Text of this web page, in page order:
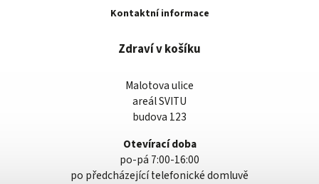
Kontaktní informace
Zdraví v košíku
Malotova ulice
areál SVITU
budova 123
Otevírací doba
po-pá 7:00-16:00
po předcházející telefonické domluvě